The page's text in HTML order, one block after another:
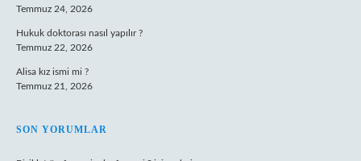
Temmuz 24, 2026
Hukuk doktorası nasıl yapılır ?
Temmuz 22, 2026
Alisa kız ismi mi ?
Temmuz 21, 2026
SON YORUMLAR